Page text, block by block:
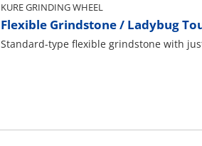
KURE GRINDING WHEEL
Flexible Grindstone / Ladybug
Standard-type flexible grindstone with